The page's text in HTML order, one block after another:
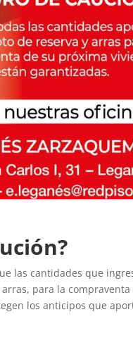
las cantidades que
para la compraventa
los anticipos que